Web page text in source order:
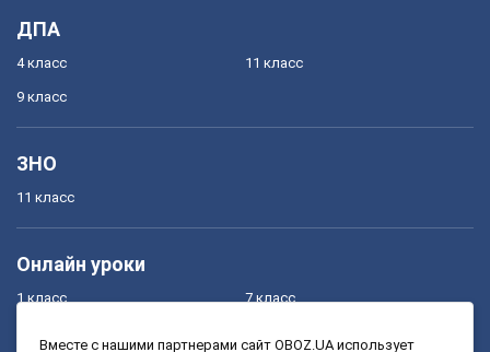
ДПА
4 класс
9 класс
11 класс
ЗНО
11 класс
Онлайн уроки
1 класс 7 класс
Вместе с нашими партнерами сайт OBOZ.UA использует